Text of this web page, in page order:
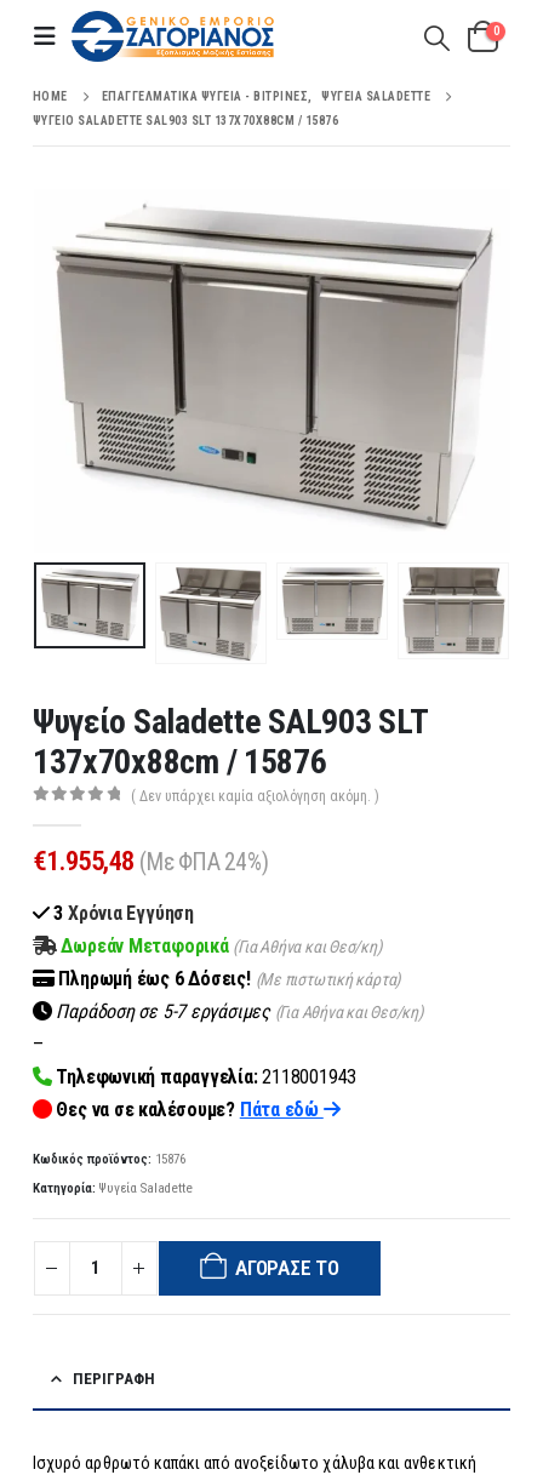
0
HOME ΕΠΑΓΓΕΛΜΑΤΙΚΆ ΨΥΓΕΊΑ - ΒΙΤΡΊΝΕΣ
ΨΥΓΕΊΑ SALADETTE
ΨΥΓΕΊΟ SALADETTE SAL903 SLT 137X70X88CM / 15876
Ψυγείο Saladette SAL903 SLT
137x70x88cm / 15876
( Δεν υπάρχει καμία αξιολόγηση ακόμη. )
€1.955,48 (Με ΦΠΑ 24%)
3 Χρόνια Εγγύηση
Δωρεάν Μεταφορικά (Για Αθήνα και Θεσ/κη)
Πληρωμή έως 6Δόσεις! (Με πιστωτική κάρτα)
Παράδοση σε 5-7 εργάσιμες (Για Αθήνα και Θεσ/κη)
–
Τηλεφωνική παραγγελία:2118001943
Θες να σε καλέσουμε? Πάτα εδώ
Κωδικός προϊόντος: 15876
Κατηγορία: Ψυγεία Saladette
ΑΓΌΡΑΣΈ ΤΟ
ΠΕΡΙΓΡΑΦΉ
Ισχυρό αρθρωτό καπάκι από ανοξείδωτο χάλυβα και ανθεκτική